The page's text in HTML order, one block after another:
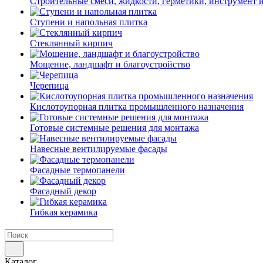
Ступени и напольная плитка
Cтеклянный кирпич
Мощение, ландшафт и благоустройство
Черепица
Кислотоупорная плитка промышленного назначения
Готовые системные решения для монтажа
Навесные вентилируемые фасады
Фасадные термопанели
Фасадный декор
Гибкая керамика